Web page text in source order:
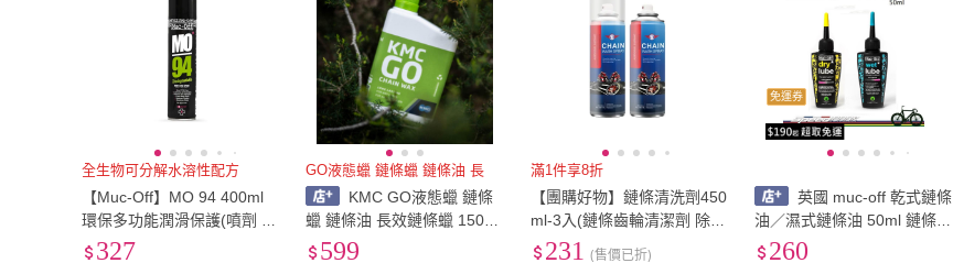
全生物可分解水溶性配方
【Muc-Off】MO 94 400ml
環保多功能潤滑保護(噴劑 保
護 潤滑 防鏽 無腐蝕性 纖維
327
GO液態蠟 鏈條蠟 鏈條油 長
KMC GO液態蠟 鏈條
蠟 鏈條油 長效鏈條蠟 150M
L 599
滿1件享8折
【團購好物】鏈條清洗劑450
ml-3入(鏈條齒輪清潔劑 除油
劑 洗鏈劑 腳踏車鍊條保養劑
231 (售價已折)
免運券
英國 muc-off 乾式鏈條
油／濕式鏈條油 50ml 鏈條油
潤滑效果 提升傳動效率 獨家
260